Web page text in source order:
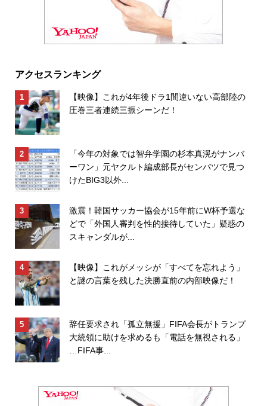
アクセスランキング
【映像】これが4年後ドラ1間違いない高部陸の
圧巻三者連続三振シーンだ！
「今年の対象では智弁学園の杉本真滉がナンバ
ーワン」元ヤクルト編成部長がセンバツで見つ
けたBIG3以外...
激震！韓国サッカー協会が15年前にW杯予選な
どで「外国人審判を性的接待していた」疑惑の
スキャンダルが...
【映像】これがメッシが「すべてを忘れよう」
と謎の言葉を残した決勝直前の内部映像だ！
辞任要求され「孤立無援」FIFA会長がトランプ
大統領に助けを求めるも「電話を無視される」
…FIFA事...